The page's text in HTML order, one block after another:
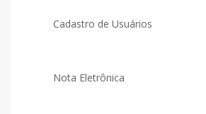
Cadastro de Usuários
Nota Eletrônica